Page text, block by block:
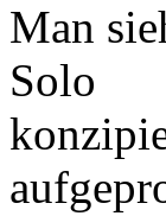
Man
Solo